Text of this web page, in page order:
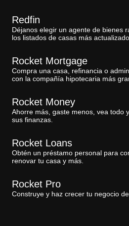
Redfin
Déjanos elegir un agente de bienes
los listados de casas más
Rocket Mortgage
Compra una casa, refinancia o
con la compañía hipotecaria más
Rocket Money
Ahorre más, gaste menos, vea todo
sus finanzas.
Rocket Loans
Obtén un préstamo personal para
renovar tu casa y más.
Rocket Pro
Construye y haz crecer tu negocio